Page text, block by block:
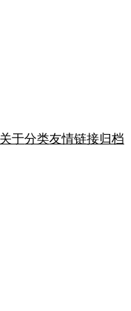
关于分类友情链接归档